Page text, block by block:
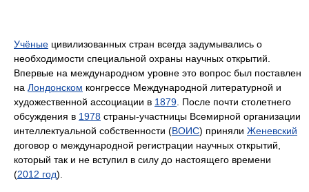
Учёные цивилизованных стран всегда задумывались о
необходимости специальной охраны научных открытий.
Впервые на международном уровне это вопрос был поставлен
на Лондонском конгрессе Международной литературной и
художественной ассоциации в 1879 . После почти столетнего
обсуждения в 1978 страны-участницы Всемирной организации
интеллектуальной собственности (ВОИС) приняли Женевский
договор о международной регистрации научных открытий,
который так и не вступил в силу до настоящего времени
(2012 год).